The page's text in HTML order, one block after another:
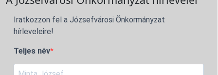
Iratkozzon fel a Józsefvárosi Önkormányzat
hírleveleire!
Teljes név